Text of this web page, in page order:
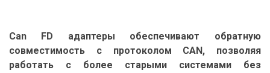
Can FD адаптеры обеспечивают обратную
совместимость с протоколом CAN, позволяя
работать с более старыми системами без